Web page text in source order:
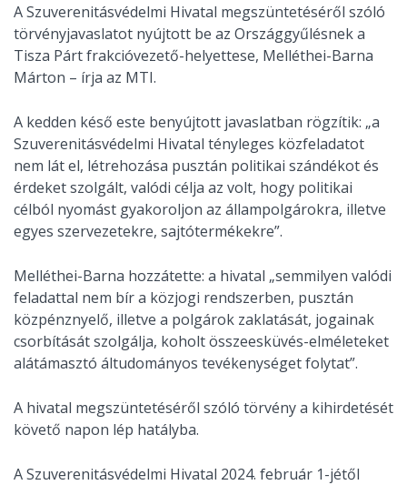
A Szuverenitásvédelmi Hivatal megszüntetéséről szóló
törvényjavaslatot nyújtott be az Országgyűlésnek a
Tisza Párt frakcióvezető-helyettese, Melléthei-Barna
Márton – írja az MTI.
A kedden késő este benyújtott javaslatban rögzítik: „a
Szuverenitásvédelmi Hivatal tényleges közfeladatot
nem lát el, létrehozása pusztán politikai szándékot és
érdeket szolgált, valódi célja az volt, hogy politikai
célból nyomást gyakoroljon az állampolgárokra, illetve
egyes szervezetekre, sajtótermékekre”.
Melléthei-Barna hozzátette: a hivatal „semmilyen valódi
feladattal nem bír a közjogi rendszerben, pusztán
közpénznyelő, illetve a polgárok zaklatását, jogainak
csorbítását szolgálja, koholt összeesküvés-elméleteket
alátámasztó áltudományos tevékenységet folytat”.
A hivatal megszüntetéséről szóló törvény a kihirdetését
követő napon lép hatályba.
A Szuverenitásvédelmi Hivatal 2024. február 1-jétől